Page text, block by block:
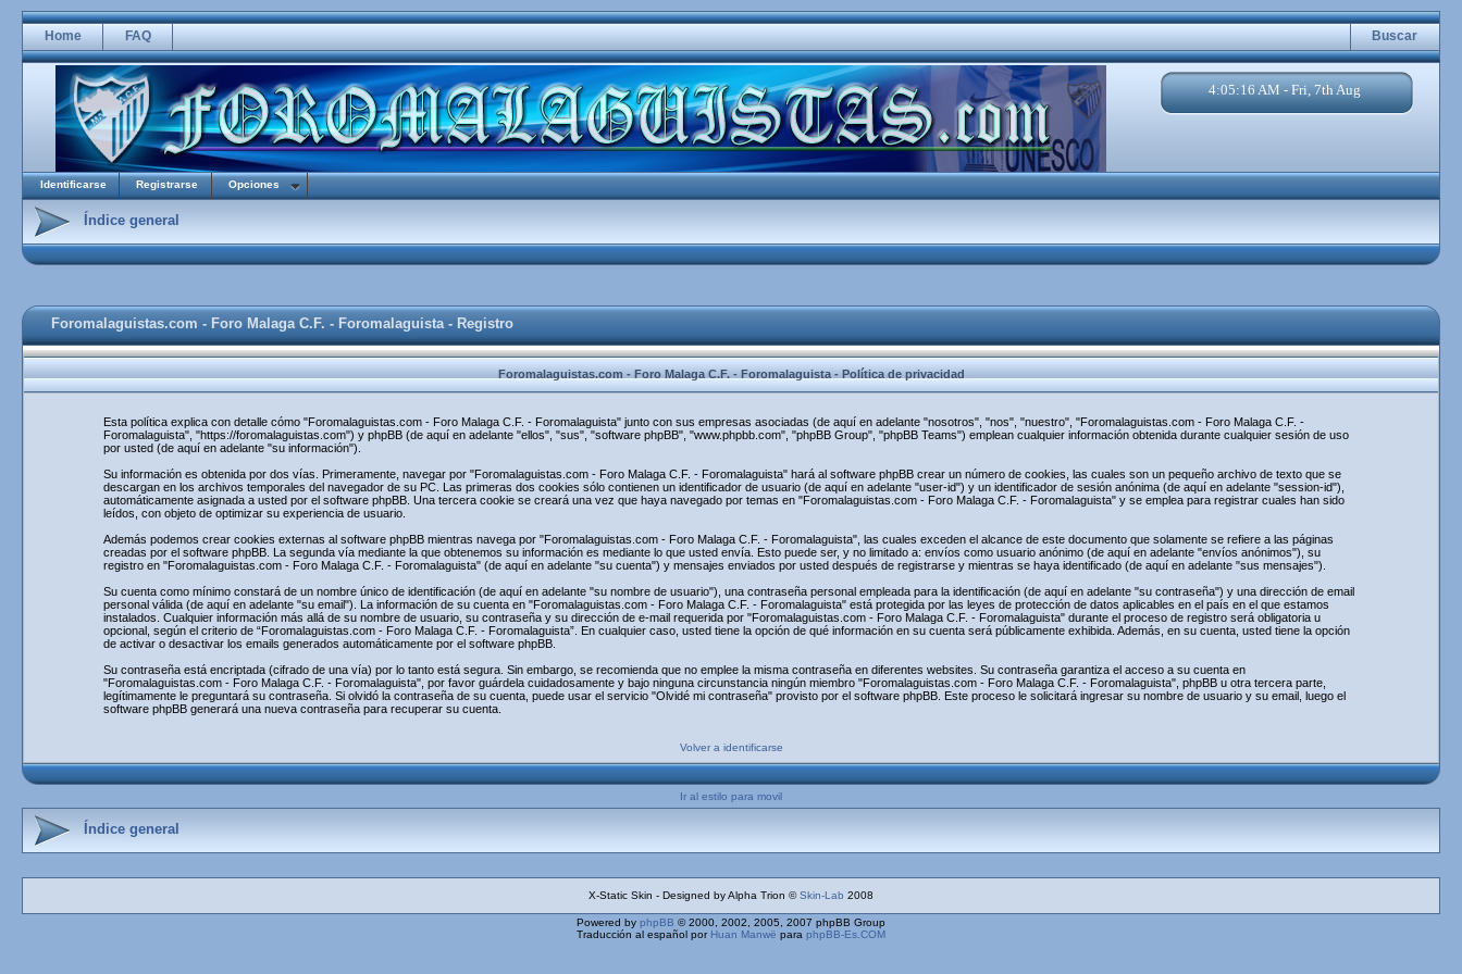
Home FAQ Buscar
4:05:16 AM - Fri, 7th Aug
Identificarse Registrarse Opciones
Índice general
Foromalaguistas.com - Foro Malaga C.F. - Foromalaguista - Registro
Foromalaguistas.com - Foro Malaga C.F. - Foromalaguista - Política de privacidad
Esta política explica con detalle cómo "Foromalaguistas.com - Foro Malaga C.F. - Foromalaguista" junto con sus empresas asociadas (de aquí en adelante "nosotros", "nos", "nuestro", "Foromalaguistas.com - Foro Malaga C.F. -
Foromalaguista", "https://foromalaguistas.com") y phpBB (de aquí en adelante "ellos", "sus", "software phpBB", "www.phpbb.com", "phpBB Group", "phpBB Teams") emplean cualquier información obtenida durante cualquier sesión de uso
por usted (de aquí en adelante "su información").
Su información es obtenida por dos vías. Primeramente, navegar por "Foromalaguistas.com - Foro Malaga C.F. - Foromalaguista" hará al software phpBB crear un número de cookies, las cuales son un pequeño archivo de texto que se
descargan en los archivos temporales del navegador de su PC. Las primeras dos cookies sólo contienen un identificador de usuario (de aquí en adelante "user-id") y un identificador de sesión anónima (de aquí en adelante "session-id"),
automáticamente asignada a usted por el software phpBB. Una tercera cookie se creará una vez que haya navegado por temas en "Foromalaguistas.com - Foro Malaga C.F. - Foromalaguista" y se emplea para registrar cuales han sido
leídos, con objeto de optimizar su experiencia de usuario.
Además podemos crear cookies externas al software phpBB mientras navega por "Foromalaguistas.com - Foro Malaga C.F. - Foromalaguista", las cuales exceden el alcance de este documento que solamente se refiere a las páginas
creadas por el software phpBB. La segunda vía mediante la que obtenemos su información es mediante lo que usted envía. Esto puede ser, y no limitado a: envíos como usuario anónimo (de aquí en adelante "envíos anónimos"), su
registro en "Foromalaguistas.com - Foro Malaga C.F. - Foromalaguista" (de aquí en adelante "su cuenta") y mensajes enviados por usted después de registrarse y mientras se haya identificado (de aquí en adelante "sus mensajes").
Su cuenta como mínimo constará de un nombre único de identificación (de aquí en adelante "su nombre de usuario"), una contraseña personal empleada para la identificación (de aquí en adelante "su contraseña") y una dirección de email
personal válida (de aquí en adelante "su email"). La información de su cuenta en "Foromalaguistas.com - Foro Malaga C.F. - Foromalaguista" está protegida por las leyes de protección de datos aplicables en el país en el que estamos
instalados. Cualquier información más allá de su nombre de usuario, su contraseña y su dirección de e-mail requerida por "Foromalaguistas.com - Foro Malaga C.F. - Foromalaguista" durante el proceso de registro será obligatoria u
opcional, según el criterio de “Foromalaguistas.com - Foro Malaga C.F. - Foromalaguista”. En cualquier caso, usted tiene la opción de qué información en su cuenta será públicamente exhibida. Además, en su cuenta, usted tiene la opción
de activar o desactivar los emails generados automáticamente por el software phpBB.
Su contraseña está encriptada (cifrado de una vía) por lo tanto está segura. Sin embargo, se recomienda que no emplee la misma contraseña en diferentes websites. Su contraseña garantiza el acceso a su cuenta en
"Foromalaguistas.com - Foro Malaga C.F. - Foromalaguista", por favor guárdela cuidadosamente y bajo ninguna circunstancia ningún miembro "Foromalaguistas.com - Foro Malaga C.F. - Foromalaguista", phpBB u otra tercera parte,
legítimamente le preguntará su contraseña. Si olvidó la contraseña de su cuenta, puede usar el servicio "Olvidé mi contraseña" provisto por el software phpBB. Este proceso le solicitará ingresar su nombre de usuario y su email, luego el
software phpBB generará una nueva contraseña para recuperar su cuenta.
Volver a identificarse
Ir al estilo para movil
Índice general
X-Static Skin - Designed by Alpha Trion ©Skin-Lab 2008
Powered by phpBB © 2000, 2002, 2005, 2007 phpBB Group
Traducción al español por Huan Manwë para phpBB-Es.COM